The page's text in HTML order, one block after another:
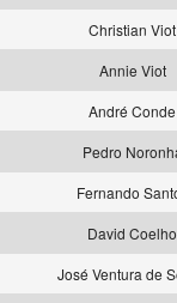
Christian Viot
Annie Viot
André Conde
Pedro
Fernando
David Coelho
José Ventura de